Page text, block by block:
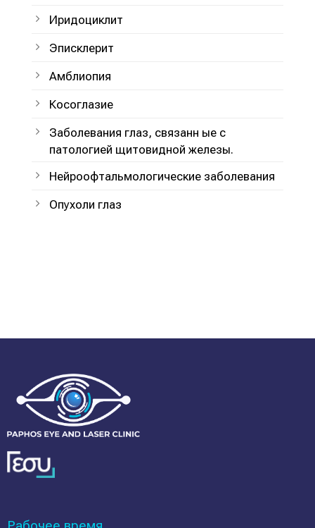
Иридоциклит
Эписклерит
Амблиопия
Косоглазие
Заболевания глаз, связанн ые с
патологией щитовидной железы.
Нейроофтальмологические заболевания
Опухоли глаз